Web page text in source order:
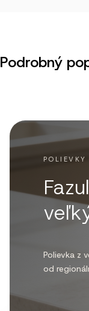
Podrobný
POLIEVKY
Polievka z
od